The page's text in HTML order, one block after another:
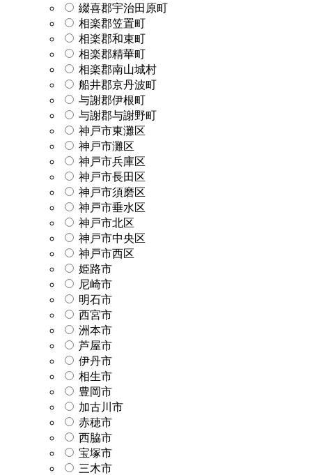
綴喜郡宇治田原町
相楽郡笠置町
相楽郡和束町
相楽郡精華町
相楽郡南山城村
船井郡京丹波町
与謝郡伊根町
与謝郡与謝野町
神戸市東灘区
神戸市灘区
神戸市兵庫区
神戸市長田区
神戸市須磨区
神戸市垂水区
神戸市北区
神戸市中央区
神戸市西区
姫路市
尼崎市
明石市
西宮市
洲本市
芦屋市
伊丹市
相生市
豊岡市
加古川市
赤穂市
西脇市
宝塚市
三木市